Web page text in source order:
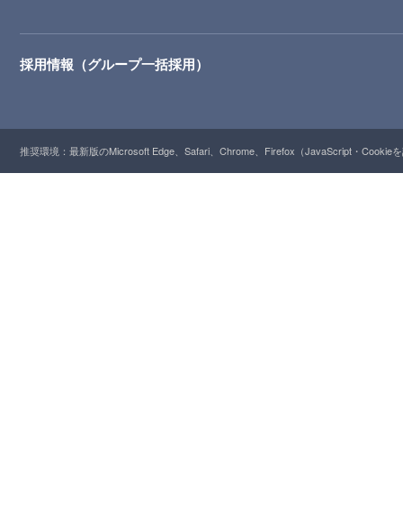
採用情報（グループ一括採用）
推奨環境：最新版のMicrosoft Edge、Safari、Chrome、Firefox（JavaScript・Cookie